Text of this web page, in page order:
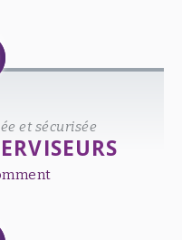
et sécurisée